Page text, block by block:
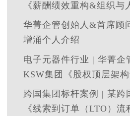
《薪酬绩效重构&组织与
展体系》管理咨询公司
华菁企管创始人&首席顾
增涌个人介绍
电子元器件行业 | 华菁企
KSW集团《股权顶层架
股权激励》管理咨询项目
跨国集团标杆案例 | 某跨
《线索到订单（LTO）流